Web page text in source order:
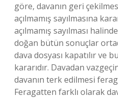
göre, davanın geri
açılmamış sayılmasına
açılmamış sayılması
doğan bütün sonuçlar
dava dosyası kapatılır ve
kararıdır. Davadan
davanın terk edilmesi
Feragatten farklı olarak